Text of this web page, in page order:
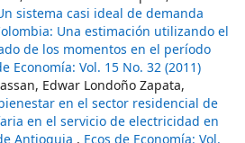
sistema casi ideal de demanda
Una estimación utilizando el
de los momentos en el período
Economía: Vol. 15 No. 32 (2011)
Edwar Londoño Zapata,
en el sector residencial de
en el servicio de electricidad en
Antioquia , Ecos de Economía: Vol.